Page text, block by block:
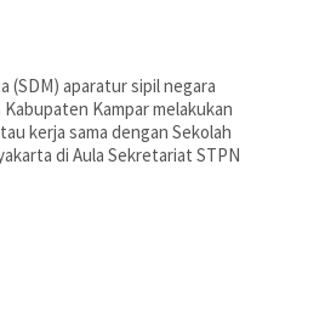
(SDM) aparatur sipil negara
Kampar melakukan
kerja sama dengan Sekolah
di Aula Sekretariat STPN